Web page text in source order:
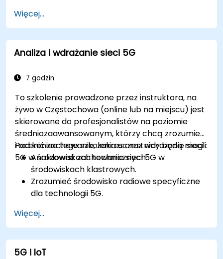
Więcej...
Analiza i wdrażanie sieci 5G
7 godzin
To szkolenie prowadzone przez instruktora, na
żywo w Częstochowa (online lub na miejscu) jest
skierowane do profesjonalistów na poziomie
średniozaawansowanym, którzy chcą zrozumieć
i ocenić zachowanie, zakres oraz wdrażanie sieci
5G w środowiskach technicznych.
Pod koniec tego szkolenia uczestnicy będą mogli:
Analizować zachowanie sieci 5G w
środowiskach klastrowych.
Zrozumieć środowisko radiowe specyficzne
dla technologii 5G.
5G w innych krajach.
Ocena możliwości i ograniczeń zasięgu 5G.
Interpretować i analizować parametry
jakości sieci 5G na poziomie technicznym.
Więcej...
5G i IoT